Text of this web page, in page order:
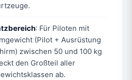
: Für Piloten mit
(Pilot + Ausrüstung
zwischen 50 und 100 kg
den Großteil aller
ab.